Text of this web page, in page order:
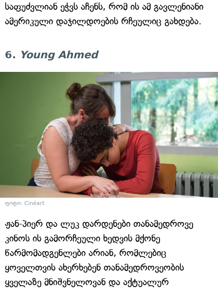
საფუძვლიან ეჭვს აჩენს, რომ ის ამ გავლენიანი
ამერიკული დაჯილდოების რჩეულიც გახდება.
6. Young Ahmed
ფოტო: Cinéart
ჟან-პიერ და ლუკ დარდენები თანამედროვე
კინოს ის გამორჩეული ხედვის მქონე
წარმომადგენლები არიან, რომლებიც
ყოველთვის ახერხებენ თანამედროვეობის
ყველაზე მნიშვნელოვან და აქტუალურ